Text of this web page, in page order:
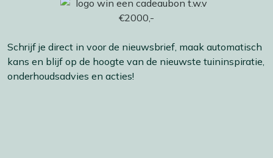
Schrijf je direct in voor de nieuwsbrief, maak automatisch
kans en blijf op de hoogte van de nieuwste tuininspiratie,
onderhoudsadvies en acties!